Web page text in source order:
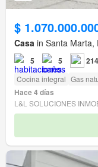
$
Casa in Santa Marta,
5 5
Cocina integral Gas
Hace 4 días
L&L SOLUCIONES